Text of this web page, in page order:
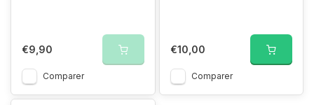
€9,90
Comparer
€10,00
Comparer